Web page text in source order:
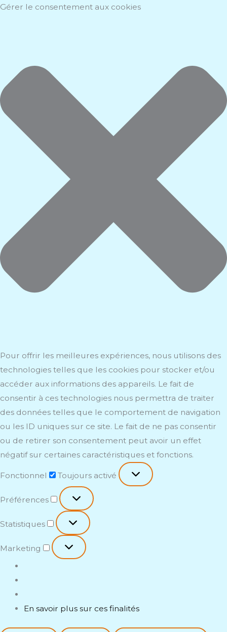
Gérer le consentement aux cookies
Pour offrir les meilleures expériences, nous utilisons des
technologies telles que les cookies pour stocker et/ou
accéder aux informations des appareils. Le fait de
consentir à ces technologies nous permettra de traiter
des données telles que le comportement de navigation
ou les ID uniques sur ce site. Le fait de ne pas consentir
ou de retirer son consentement peut avoir un effet
négatif sur certaines caractéristiques et fonctions.
Fonctionnel
Fonctionnel
Toujours activé
Préférences
Préférences
Statistiques
Statistiques
Marketing
Marketing
En savoir plus sur ces finalités
Aller